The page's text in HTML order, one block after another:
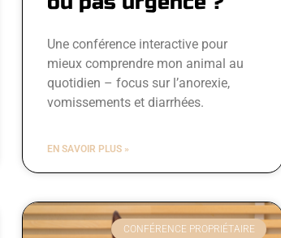
Une conférence interactive pour
mieux comprendre mon animal au
quotidien – focus sur l’anorexie,
vomissements et diarrhées.
EN SAVOIR PLUS »
CONFÉRENCE PROPRIÉTAIRE